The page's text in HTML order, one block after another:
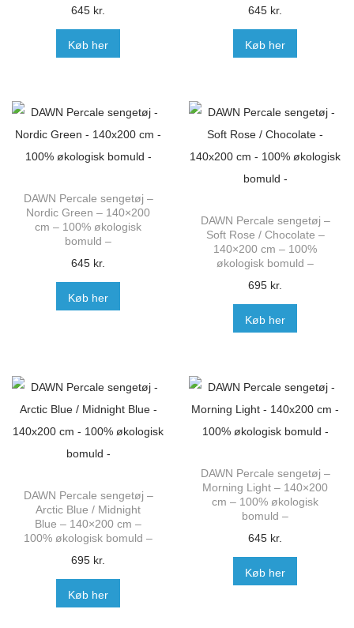
645 kr.
Køb her
645 kr.
Køb her
DAWN Percale sengetøj –
Nordic Green – 140×200
cm – 100% økologisk
bomuld –
645 kr.
Køb her
DAWN Percale sengetøj –
Soft Rose / Chocolate –
140×200 cm – 100%
økologisk bomuld –
695 kr.
Køb her
DAWN Percale sengetøj –
Arctic Blue / Midnight
Blue – 140×200 cm –
100% økologisk bomuld –
695 kr.
Køb her
DAWN Percale sengetøj –
Morning Light – 140×200
cm – 100% økologisk
bomuld –
645 kr.
Køb her